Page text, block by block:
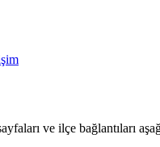
ve ilçe bağlantıları